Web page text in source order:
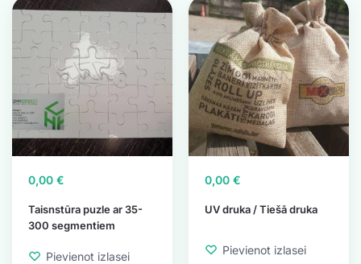
Taisnstūra puzle ar 35-
300 segmentiem
0,00 €
Pievienot izlasei
UV druka / Tiešā druka
0,00 €
Pievienot izlasei